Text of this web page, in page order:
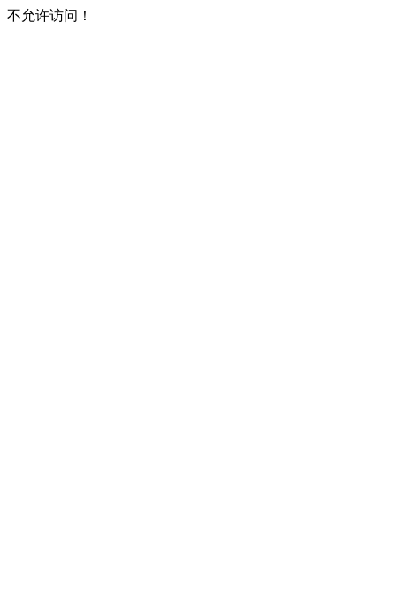
不允许访问！